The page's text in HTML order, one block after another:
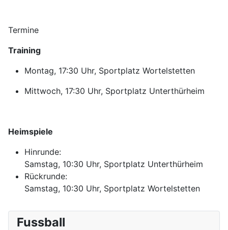
Fussball
Termine
Training
Montag, 17:30 Uhr, Sportplatz Wortelstetten
Mittwoch, 17:30 Uhr, Sportplatz Unterthürheim
Heimspiele
Hinrunde:
Samstag, 10:30 Uhr, Sportplatz Unterthürheim
Rückrunde:
Samstag, 10:30 Uhr, Sportplatz Wortelstetten